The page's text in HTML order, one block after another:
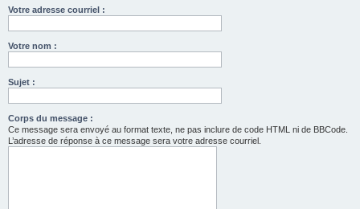
Votre adresse courriel :
Votre nom :
Sujet :
Corps du message :
Ce message sera envoyé au format texte, ne pas inclure de code HTML ni de BBCode.
L’adresse de réponse à ce message sera votre adresse courriel.